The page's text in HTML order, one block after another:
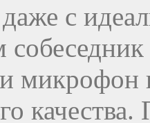
с
микрофон